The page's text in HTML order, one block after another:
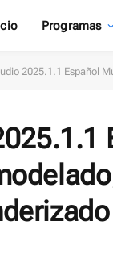
Programas
2025.1.1 Español